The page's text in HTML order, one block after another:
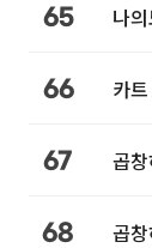
65 나
66 카트
67 곱
68 곱